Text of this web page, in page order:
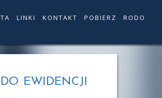
LINKI KONTAKT POBIERZ RODO
EWIDENCJI